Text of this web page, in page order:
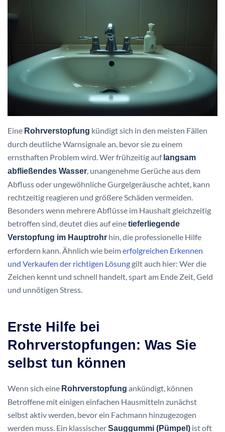
Eine Rohrverstopfung kündigt sich in den meisten Fällen
durch deutliche Warnsignale an, bevor sie zu einem
ernsthaften Problem wird. Wer frühzeitig auf langsam
abfließendes Wasser , unangenehme Gerüche aus dem
Abfluss oder ungewöhnliche Gurgelgeräusche achtet, kann
rechtzeitig reagieren und größere Schäden vermeiden.
Besonders wenn mehrere Abflüsse im Haushalt gleichzeitig
betroffen sind, deutet dies auf einetieferliegende
Verstopfung im Hauptrohr hin, die professionelle Hilfe
erfordern kann. Ähnlich wie beimerfolgreichen Erkennen
und Verkaufen der richtigen Lösung gilt auch hier: Wer die
Zeichen kennt und schnell handelt, spart am Ende Zeit, Geld
und unnötigen Stress.
Erste Hilfe bei
Rohrverstopfungen: Was Sie
selbst tun können
Wenn sich eine Rohrverstopfung ankündigt, können
Betroffene mit einigen einfachen Hausmitteln zunächst
selbst aktiv werden, bevor ein Fachmann hinzugezogen
werden muss. Ein klassischerSauggummi (Pümpel) ist oft